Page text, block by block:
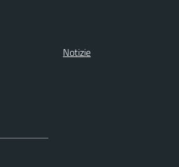
Notizie